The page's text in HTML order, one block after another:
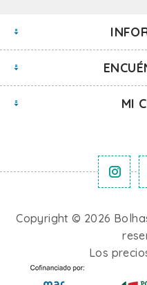
MI
Copyright © 2026
Los